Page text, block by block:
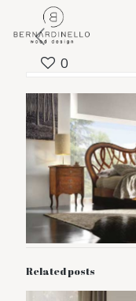
0
Related posts